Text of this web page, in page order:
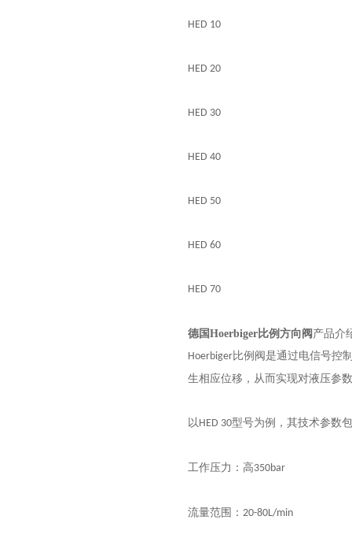
HED 10
HED 20
HED 30
HED 40
HED 50
HED 60
HED 70
德国Hoerbiger比例方向阀 产品介
Hoerbiger比例阀是通过电信号控
生相应位移，从而实现对液压参
以HED 30型号为例，其技术参数
工作压力：高350bar
流量范围： 20-80L/min